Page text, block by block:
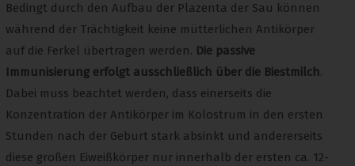
Bedingt durch den Aufbau der Plazenta der Sau können
während der Trächtigkeit keine mütterlichen Antikörper
auf die Ferkel übertragen werden. Die passive
Immunisierung erfolgt ausschließlich über die Biestmilch.
Dabei muss beachtet werden, dass einerseits die
Konzentration der Antikörper im Kolostrum in den ersten
Stunden nach der Geburt stark absinkt und andererseits
diese großen Eiweißkörper nur innerhalb der ersten ca. 12-